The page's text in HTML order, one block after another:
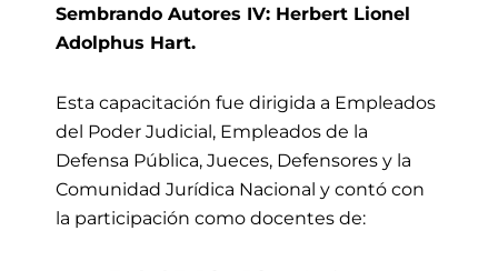
Sembrando Autores IV: Herbert Lionel
Adolphus Hart.
Esta capacitación fue dirigida a Empleados
del Poder Judicial, Empleados de la
Defensa Pública, Jueces, Defensores y la
Comunidad Jurídica Nacional y contó con
la participación como docentes de: